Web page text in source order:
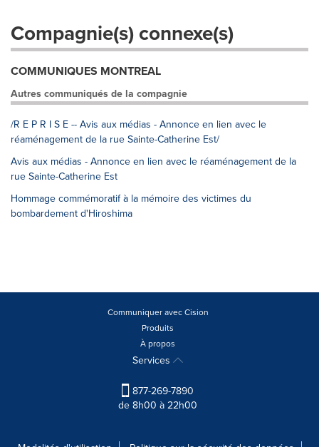
Compagnie(s) connexe(s)
COMMUNIQUES MONTREAL
Autres communiqués de la compagnie
/R E P R I S E -- Avis aux médias - Annonce en lien avec le
réaménagement de la rue Sainte-Catherine Est/
Avis aux médias - Annonce en lien avec le réaménagement de la
rue Sainte-Catherine Est
Hommage commémoratif à la mémoire des victimes du
bombardement d'Hiroshima
Communiquer avec Cision
Produits
À propos
Services
877-269-7890
de 8h00 à 22h00